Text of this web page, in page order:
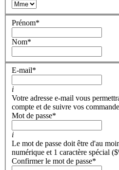
Prénom*
Nom*
E-mail*
i
Votre adresse e-mail vous
compte et de suivre vos
Mot de passe*
i
Le mot de passe doit être d'au
numérique et 1 caractère spécial
Confirmer le mot de passe*